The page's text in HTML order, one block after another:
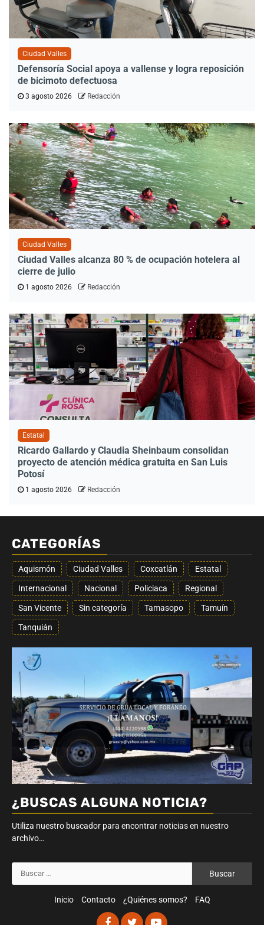
Ciudad Valles
Defensoría Social apoya a vallense y logra reposición
de bicimoto defectuosa
3 agosto 2026 Redacción
Ciudad Valles
Ciudad Valles alcanza 80 % de ocupación hotelera al
cierre de julio
1 agosto 2026 Redacción
Estatal
Ricardo Gallardo y Claudia Sheinbaum consolidan
proyecto de atención médica gratuita en San Luis
Potosí
1 agosto 2026 Redacción
CATEGORÍAS
Aquismón Ciudad Valles Coxcatlán Estatal
Internacional Nacional Policiaca Regional
San Vicente Sin categoría Tamasopo Tamuín
Tanquián
¿BUSCAS ALGUNA NOTICIA?
Utiliza nuestro buscador para encontrar noticias en nuestro
archivo…
Inicio Contacto ¿Quiénes somos? FAQ
Facebook
TwitterYoutube